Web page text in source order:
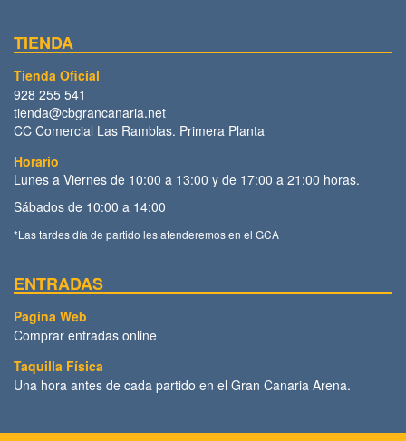
TIENDA
Tienda Oficial
928 255 541
tienda@cbgrancanaria.net
CC Comercial Las Ramblas. Primera Planta
Horario
Lunes a Viernes de 10:00 a 13:00 y de 17:00 a 21:00 horas.
Sábados de 10:00 a 14:00
*Las tardes día de partido les atenderemos en el GCA
ENTRADAS
Pagina Web
Comprar entradas online
Taquilla Física
Una hora antes de cada partido en el Gran Canaria Arena.